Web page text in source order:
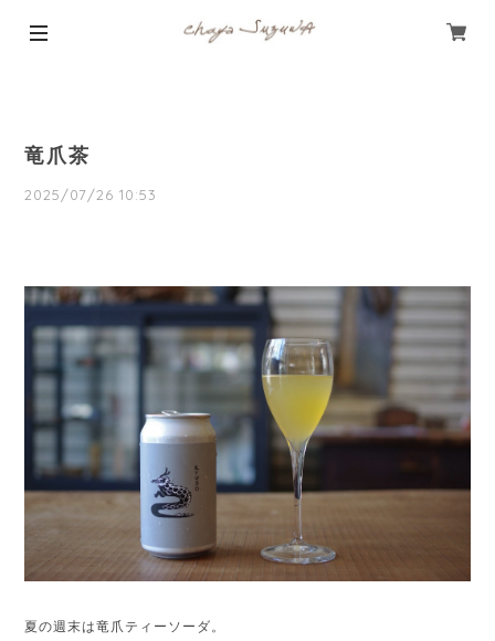
竜爪茶
2025/07/26 10:53
夏の週末は竜爪ティーソーダ。